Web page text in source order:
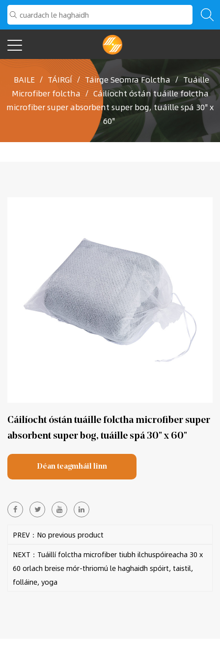
BAILE / TÁIRGÍ / Táirge Seomra Folctha / Tuáille
Microfiber folctha / Cáilíocht óstán tuáille folctha
microfiber super absorbent super bog, tuáille spá 30" x
60"
Cáilíocht óstán tuáille folctha microfiber super
absorbent super bog, tuáille spá 30" x 60"
Déan teagmháil linn
PREV：No previous product
NEXT：Tuáillí folctha microfiber tiubh ilchuspóireacha 30 x
60 orlach breise mór-thriomú le haghaidh spóirt, taistil,
folláine, yoga